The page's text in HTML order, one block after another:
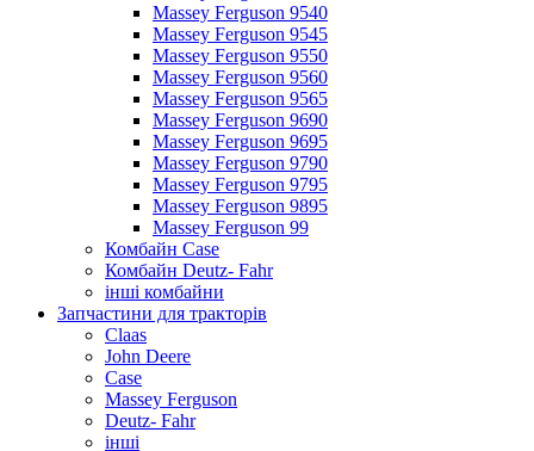
Massey Ferguson 9540
Massey Ferguson 9545
Massey Ferguson 9550
Massey Ferguson 9560
Massey Ferguson 9565
Massey Ferguson 9690
Massey Ferguson 9695
Massey Ferguson 9790
Massey Ferguson 9795
Massey Ferguson 9895
Massey Ferguson 99
Комбайн Case
Комбайн Deutz- Fahr
інші комбайни
Запчастини для тракторів
Claas
John Deere
Case
Massey Ferguson
Deutz- Fahr
інші